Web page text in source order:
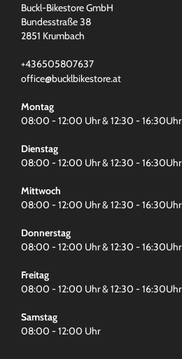
Buckl-Bikestore GmbH
Bundesstraße 38
2851 Krumbach
+436505807637
office@bucklbikestore.at
Montag
08:00 - 12:00 Uhr & 12:30 - 16:30Uhr
Dienstag
08:00 - 12:00 Uhr & 12:30 - 16:30Uhr
Mittwoch
08:00 - 12:00 Uhr & 12:30 - 16:30Uhr
Donnerstag
08:00 - 12:00 Uhr & 12:30 - 16:30Uhr
Freitag
08:00 - 12:00 Uhr & 12:30 - 16:30Uhr
Samstag
08:00 - 12:00 Uhr